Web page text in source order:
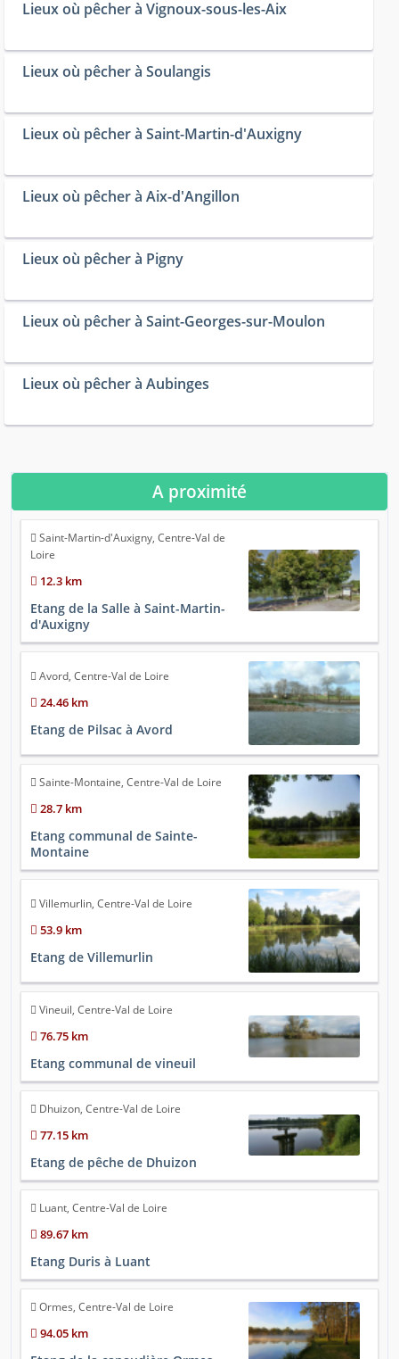
Lieux où pêcher à Vignoux-sous-les-Aix
Lieux où pêcher à Soulangis
Lieux où pêcher à Saint-Martin-d'Auxigny
Lieux où pêcher à Aix-d'Angillon
Lieux où pêcher à Pigny
Lieux où pêcher à Saint-Georges-sur-Moulon
Lieux où pêcher à Aubinges
A proximité
Saint-Martin-d'Auxigny, Centre-Val de
Loire
12.3 km
Etang de la Salle à Saint-Martin-
d'Auxigny
Avord, Centre-Val de Loire
24.46 km
Etang de Pilsac à Avord
Sainte-Montaine, Centre-Val de Loire
28.7 km
Etang communal de Sainte-
Montaine
Villemurlin, Centre-Val de Loire
53.9 km
Etang de Villemurlin
Vineuil, Centre-Val de Loire
76.75 km
Etang communal de vineuil
Dhuizon, Centre-Val de Loire
77.15 km
Etang de pêche de Dhuizon
Luant, Centre-Val de Loire
89.67 km
Etang Duris à Luant
Ormes, Centre-Val de Loire
94.05 km